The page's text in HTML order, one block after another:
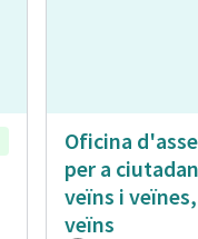
Oficina
per a
veïns i
veïns